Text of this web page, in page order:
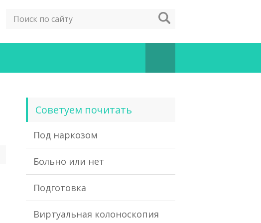
Советуем почитать
Под наркозом
Больно или нет
Подготовка
Виртуальная колоноскопия